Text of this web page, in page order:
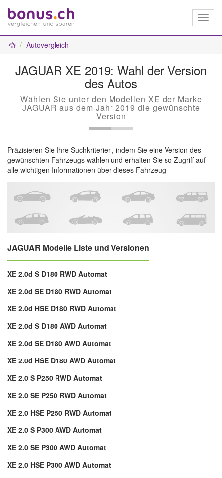
Autovergleich
JAGUAR XE 2019: Wahl der Version
des Autos
Wählen Sie unter den Modellen XE der Marke
JAGUAR aus dem Jahr 2019 die gewünschte
Version
Präzisieren Sie Ihre Suchkriterien, indem Sie eine Version des
gewünschten Fahrzeugs wählen und erhalten Sie so Zugriff auf
alle wichtigen Informationen über dieses Fahrzeug.
JAGUAR Modelle Liste und Versionen
XE 2.0d S D180 RWD Automat
XE 2.0d SE D180 RWD Automat
XE 2.0d HSE D180 RWD Automat
XE 2.0d S D180 AWD Automat
XE 2.0d SE D180 AWD Automat
XE 2.0d HSE D180 AWD Automat
XE 2.0 S P250 RWD Automat
XE 2.0 SE P250 RWD Automat
XE 2.0 HSE P250 RWD Automat
XE 2.0 S P300 AWD Automat
XE 2.0 SE P300 AWD Automat
XE 2.0 HSE P300 AWD Automat